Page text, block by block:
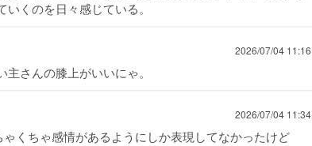
くのを日々感じている。
2026/07/04 11:16
さんの膝上がいいにゃ。
2026/07/04 11:34
くちゃ感情があるようにしか表現してなかったけど